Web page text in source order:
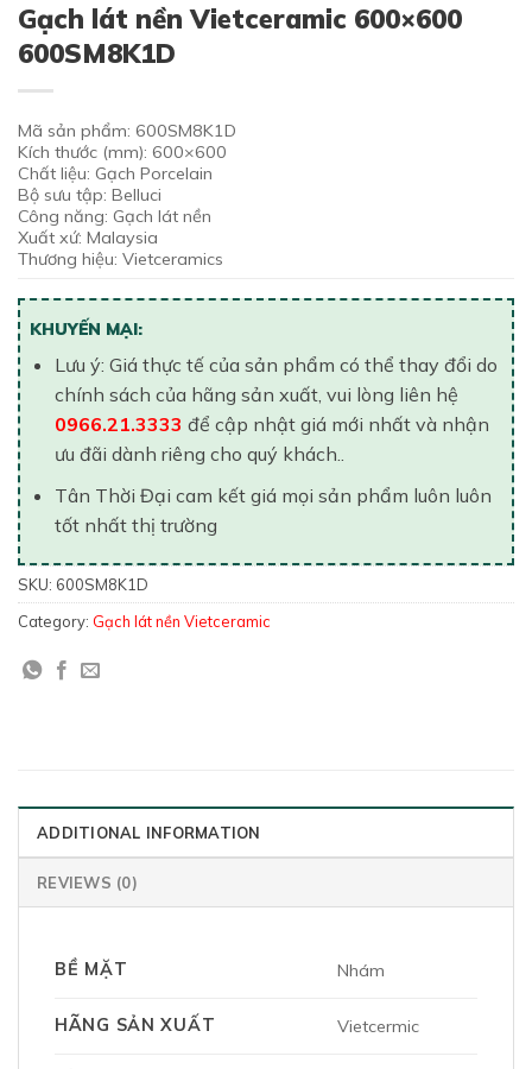
Gạch lát nền Vietceramic 600×600
600SM8K1D
Mã sản phẩm: 600SM8K1D
Kích thước (mm): 600×600
Chất liệu: Gạch Porcelain
Bộ sưu tập: Belluci
Công năng: Gạch lát nền
Xuất xứ: Malaysia
Thương hiệu: Vietceramics
KHUYẾN MẠI:
Lưu ý: Giá thực tế của sản phẩm có thể thay đổi do
chính sách của hãng sản xuất, vui lòng liên hệ
0966.21.3333 để cập nhật giá mới nhất và nhận
ưu đãi dành riêng cho quý khách..
Tân Thời Đại cam kết giá mọi sản phẩm luôn luôn
tốt nhất thị trường
SKU: 600SM8K1D
Category: Gạch lát nền Vietceramic
ADDITIONAL INFORMATION
REVIEWS (0)
BỀ MẶT Nhám
HÃNG SẢN XUẤT Vietcermic